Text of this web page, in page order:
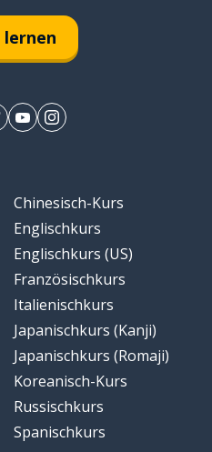
lernen
Chinesisch-Kurs
Englischkurs
Englischkurs (US)
Französischkurs
Italienischkurs
Japanischkurs (Kanji)
Japanischkurs (Romaji)
Koreanisch-Kurs
Russischkurs
Spanischkurs